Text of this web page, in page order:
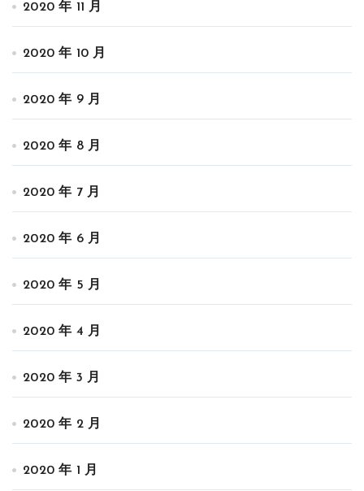
2020 年 11 月
2020 年 10 月
2020 年 9 月
2020 年 8 月
2020 年 7 月
2020 年 6 月
2020 年 5 月
2020 年 4 月
2020 年 3 月
2020 年 2 月
2020 年 1 月